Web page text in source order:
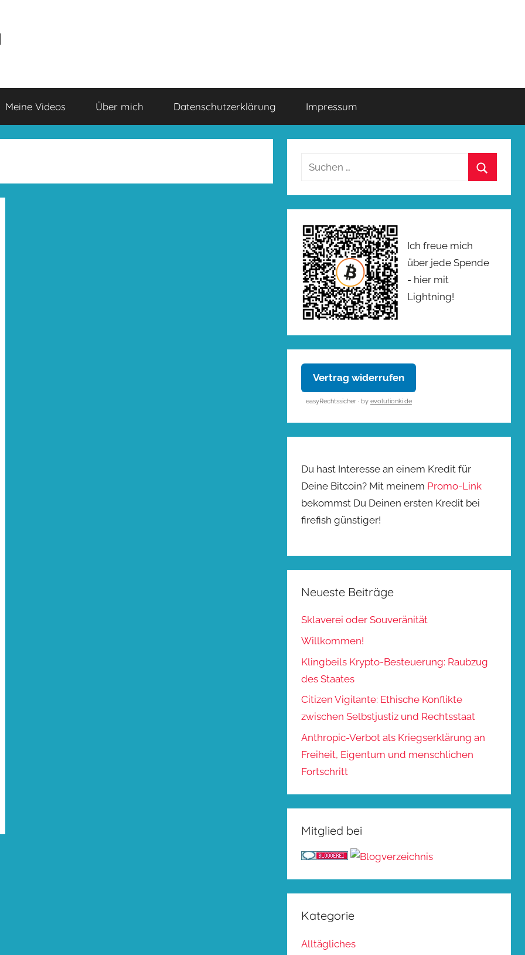
Meine Videos Über mich Datenschutzerklärung Impressum
Suchen
Ich freue mich
über jede Spende
- hier mit
Lightning!
Vertrag widerrufen
easyRechtssicher · by evolutionki.de
Du hast Interesse an einem Kredit für
Deine Bitcoin? Mit meinem Promo-Link
bekommst Du Deinen ersten Kredit bei
firefish günstiger!
Neueste Beiträge
Sklaverei oder Souveränität
Willkommen!
Klingbeils Krypto-Besteuerung: Raubzug
des Staates
Citizen Vigilante: Ethische Konflikte
zwischen Selbstjustiz und Rechtsstaat
Anthropic-Verbot als Kriegserklärung an
Freiheit, Eigentum und menschlichen
Fortschritt
Mitglied bei
Kategorie
Alltägliches